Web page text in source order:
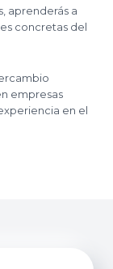
aprenderás a
concretas del
empresas
en el